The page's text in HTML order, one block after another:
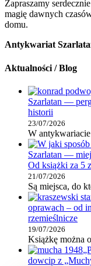
Zapraszamy
magię dawnych
domu.
Antykwariat
Aktualności / Blog
Szarlatan —
historii
23/07/2026
W
Szarlatan —
Od książki za 5
21/07/2026
Są miejsca, do
oprawach – od
rzemieślnicze
19/07/2026
Książkę można
dowcip z